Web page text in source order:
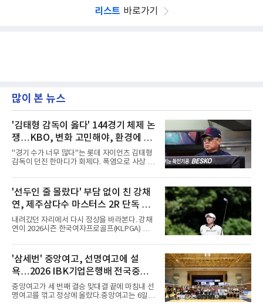
리스트 바로가기
많이 본 뉴스
'김태형 감독이 옳다' 144경기 체제 논
쟁…KBO, 변화 고민해야, 환경에 맞
는 경기 수가 바람직
"경기 수가 너무 많다"는 롯데 자이언츠 김태형
감독이 던진 한마디가 화제다. 폭염으로 사상 초
독은 단순히 더위를 이야기하지 않았다. 우천,
폭염, 부상 등 변수가 늘어나는 현실에서 현재
팀당 144경기 체제가 과연 지속 가능한지 질문
을 던졌다.물론 144경기가 세계적으로 특별히
많은 숫자는 아니다. 메이저리그는 팀당 162경
기, 일본프로야구도 143~144경기를 치른다. 숫
자만 놓고 보면 KBO가 유난히 혹사 구조라고 말
비교하기 어려울 정도로 폭염이 길어지고 강해
지고 있다. 여기에 장마, 이
'선두인 줄 몰랐다' 부담 없이 친 강채
연, 제주삼다수 마스터스 2R 단독 선
두
내려갔던 자리에서 다시 정상을 바라본다. 강채
연이 2026시즌 한국여자프로골프(KLPGA) 투어
억 원, 우승상금 1억8000만 원) 2라운드에서 단
독 선두로 도약했다.강채연은 7일 제주도 서귀
포의 테디밸리 골프앤리조트(파72)에서 열린 2
라운드에서 버디 5개와 보기 1개를 묶어 4언더
파 68타를 쳤다. 중간합계 9언더파 135타로 전
날 공동 4위에서 선두로 올라섰다. 공동 2위 그
룹(8언더파 136타)과는 한 타 차다.이 대회는 그
'삼세번' 중앙여고, 선명여고에 설
욕…2026 IBK기업은행배 전국중고
배구대회 우승
중앙여고가 세 번째 결승 맞대결 끝에 마침내 선
명여고를 꺾고 정상에 올랐다.중앙여고는 6일